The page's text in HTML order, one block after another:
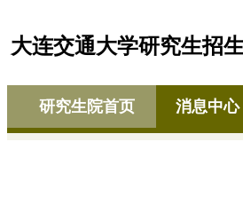
大连交通大学研究生招
研究生院首页 消息中心